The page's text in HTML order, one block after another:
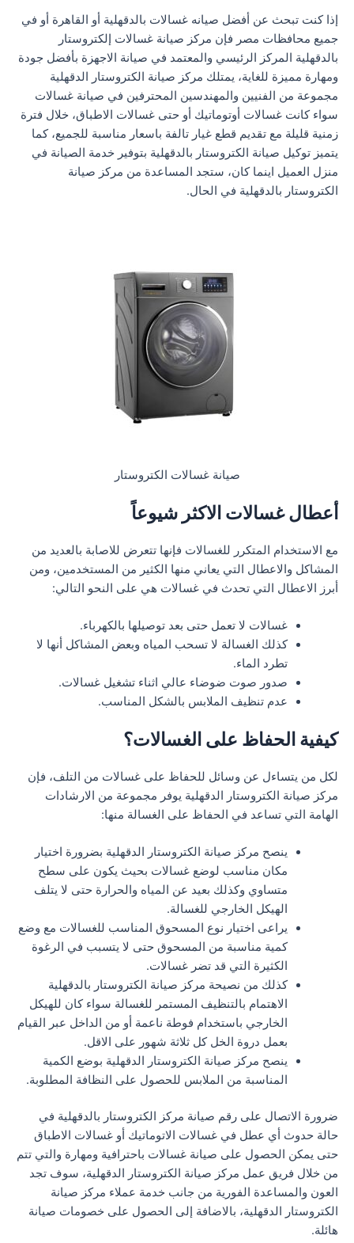
إذا كنت تبحث عن أفضل صيانه غسالات بالدقهلية أو القاهرة أو في
جميع محافظات مصر فإن مركز صيانة غسالات إلكتروستار
بالدقهلية المركز الرئيسي والمعتمد في صيانة الاجهزة بأفضل جودة
ومهارة مميزة للغاية، يمتلك مركز صيانة الكتروستار الدقهلية
مجموعة من الفنيين والمهندسين المحترفين في صيانة غسالات
سواء كانت غسالات أوتوماتيك أو حتى غسالات الاطباق، خلال فترة
زمنية قليلة مع تقديم قطع غيار تالفة باسعار مناسبة للجميع، كما
يتميز توكيل صيانة الكتروستار بالدقهلية بتوفير خدمة الصيانة في
منزل العميل اينما كان، ستجد المساعدة من مركز صيانة
الكتروستار بالدقهلية في الحال.
صيانة غسالات الكتروستار
أعطال غسالات الاكثر شيوعاً
مع الاستخدام المتكرر للغسالات فإنها تتعرض للاصابة بالعديد من
المشاكل والاعطال التي يعاني منها الكثير من المستخدمين، ومن
أبرز الاعطال التي تحدث في غسالات هي على النحو التالي:
غسالات لا تعمل حتى بعد توصيلها بالكهرباء.
كذلك الغسالة لا تسحب المياه وبعض المشاكل أنها لا
تطرد الماء.
صدور صوت ضوضاء عالي اثناء تشغيل غسالات.
عدم تنظيف الملابس بالشكل المناسب.
كيفية الحفاظ على الغسالات؟
لكل من يتساءل عن وسائل للحفاظ على غسالات من التلف، فإن
مركز صيانة الكتروستار الدقهلية يوفر مجموعة من الارشادات
الهامة التي تساعد في الحفاظ على الغسالة منها:
ينصح مركز صيانة الكتروستار الدقهلية بضرورة اختيار
مكان مناسب لوضع غسالات بحيث يكون على سطح
متساوي وكذلك بعيد عن المياه والحرارة حتى لا يتلف
الهيكل الخارجي للغسالة.
يراعى اختيار نوع المسحوق المناسب للغسالات مع وضع
كمية مناسبة من المسحوق حتى لا يتسبب في الرغوة
الكثيرة التي قد تضر غسالات.
كذلك من نصيحة مركز صيانة الكتروستار بالدقهلية
الاهتمام بالتنظيف المستمر للغسالة سواء كان للهيكل
الخارجي باستخدام فوطة ناعمة أو من الداخل عبر القيام
بعمل دروة الخل كل ثلاثة شهور على الاقل.
ينصح مركز صيانة الكتروستار الدقهلية بوضع الكمية
المناسبة من الملابس للحصول على النظافة المطلوبة.
ضرورة الاتصال على رقم صيانة مركز الكتروستار بالدقهلية في
حالة حدوث أي عطل في غسالات الاتوماتيك أو غسالات الاطباق
حتى يمكن الحصول على صيانة غسالات باحترافية ومهارة والتي تتم
من خلال فريق عمل مركز صيانة الكتروستار الدقهلية، سوف تجد
العون والمساعدة الفورية من جانب خدمة عملاء مركز صيانة
الكتروستار الدقهلية، بالاضافة إلى الحصول على خصومات صيانة
هائلة.